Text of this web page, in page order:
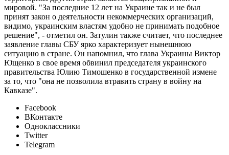
мировой. "За последние 12 лет на Украине так и не был
принят закон о деятельности некоммерческих организаций,
видимо, украинским властям удобно не принимать подобное
решение", - отметил он. Затулин также считает, что последнее
заявление главы СБУ ярко характеризует нынешнюю
ситуацию в стране. Он напомнил, что глава Украины Виктор
Ющенко в свое время обвинил председателя украинского
правительства Юлию Тимошенко в государственной измене
за то, что "она не позволила втравить страну в войну на
Кавказе".
Facebook
ВКонтакте
Одноклассники
Twitter
Telegram